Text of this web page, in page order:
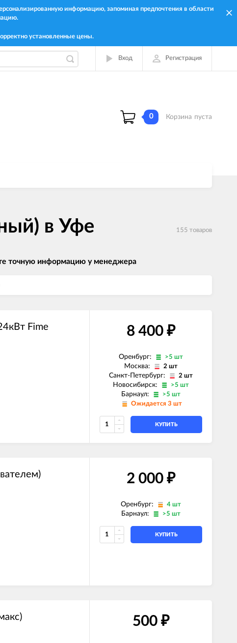
информацию, запоминая предпочтения в области
установленные цены.
Вход Регистрация
0 Корзина пуста
в Уфе 155 товаров
точную информацию у менеджера
Fime
8 400 ₽
Оренбург: >5 шт
Москва: 2 шт
Санкт-Петербург: 2 шт
Новосибирск: >5 шт
Барнаул:
>5 шт
Ожидается 3 шт
КУПИТЬ
2 000 ₽
Оренбург: 4 шт
Барнаул: >5 шт
КУПИТЬ
500 ₽